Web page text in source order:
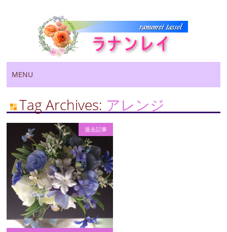
Main menu
to
MENU
Tag Archives: アレンジ
過去記事